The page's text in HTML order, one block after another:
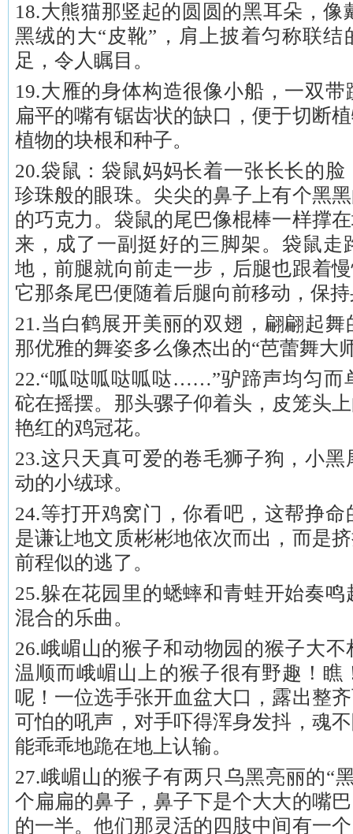
18.大熊猫那竖起的圆圆的黑耳朵，像
黑绒的大“皮靴”，肩上披着匀称联结
足，令人瞩目。
19.大雁的身体构造很像小船，一双
扁平的嘴有锯齿状的缺口，便于切断
植物的块根和种子。
20.袋鼠：袋鼠妈妈长着一张长长的
珍珠般的眼珠。尖尖的鼻子上有个黑
的巧克力。袋鼠的尾巴像棍棒一样撑
来，成了一副挺好的三脚架。袋鼠走
地，前腿就向前走一步，后腿也跟着
它那条尾巴便随着后腿向前移动，保
21.当白鹤展开美丽的双翅，翩翩起
那优雅的舞姿多么像杰出的“芭蕾舞大
22.“呱哒呱哒呱哒……”驴蹄声均匀而
砣在摇摆。那头骡子仰着头，皮笼头
艳红的鸡冠花。
23.这只天真可爱的卷毛狮子狗，小
动的小绒球。
24.等打开鸡窝门，你看吧，这帮挣
是谦让地文质彬彬地依次而出，而是
前程似的逃了。
25.躲在花园里的蟋蟀和青蛙开始奏
混合的乐曲。
26.峨嵋山的猴子和动物园的猴子大
温顺而峨嵋山上的猴子很有野趣！瞧
呢！一位选手张开血盆大口，露出整
可怕的吼声，对手吓得浑身发抖，魂
能乖乖地跪在地上认输。
27.峨嵋山的猴子有两只乌黑亮丽的“
个扁扁的鼻子，鼻子下是个大大的嘴
的一半。他们那灵活的四肢中间有一